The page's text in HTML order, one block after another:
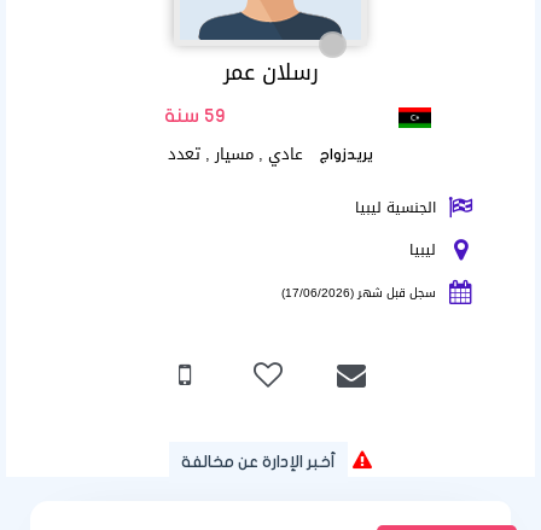
رسلان عمر
59 سنة
يريدزواج عادي , مسيار , تعدد
الجنسية ليبيا
ليبيا
سجل قبل شهر (17/06/2026)
أخبر الإدارة عن مخالفة